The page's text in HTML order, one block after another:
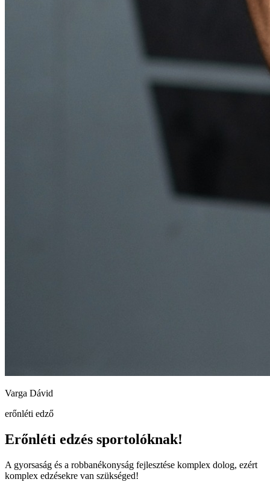
Varga Dávid
erőnléti edző
Erőnléti edzés sportolóknak!
A gyorsaság és a robbanékonyság fejlesztése komplex dolog, ezért
komplex edzésekre van szükséged!